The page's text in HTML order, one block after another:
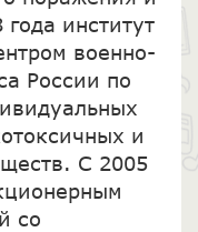
институт
военно-
России по
и
С 2005
со